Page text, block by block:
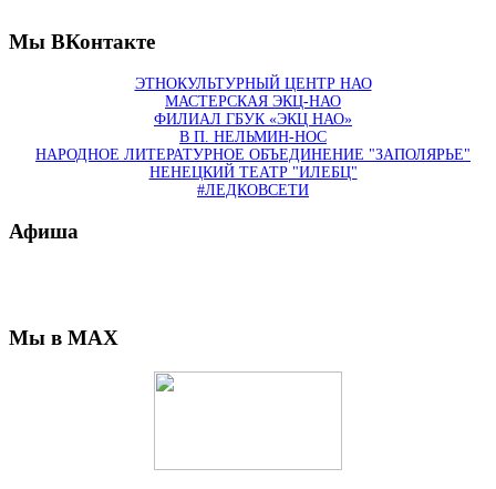
Мы ВКонтакте
ЭТНОКУЛЬТУРНЫЙ ЦЕНТР НАО
МАСТЕРСКАЯ ЭКЦ-НАО
ФИЛИАЛ ГБУК «ЭКЦ НАО»
В П. НЕЛЬМИН-НОС
НАРОДНОЕ ЛИТЕРАТУРНОЕ ОБЪЕДИНЕНИЕ "ЗАПОЛЯРЬЕ"
НЕНЕЦКИЙ ТЕАТР "ИЛЕБЦ"
#ЛЕДКОВСЕТИ
Афиша
Мы в MAX